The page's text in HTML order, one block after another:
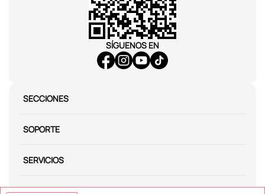
SÍGUENOS EN
SECCIONES
SOPORTE
SERVICIOS
NOSOTROS